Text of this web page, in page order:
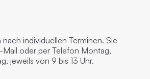
nach individuellen Terminen. Sie
oder per Telefon Montag,
jeweils von 9 bis 13 Uhr.